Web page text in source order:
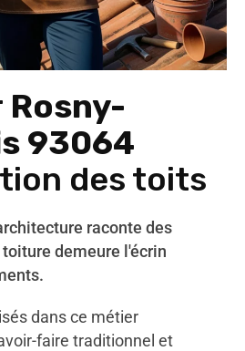
Rosny-
93064
des toits
raconte des
demeure l'écrin
dans ce métier
faire traditionnel et